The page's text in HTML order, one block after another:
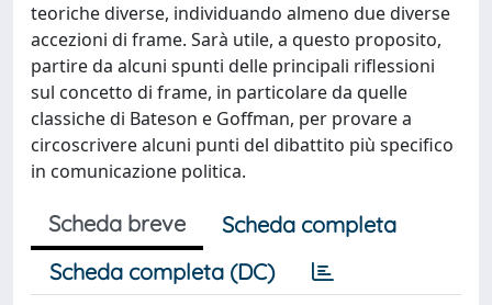
teoriche diverse, individuando almeno due diverse
accezioni di frame. Sarà utile, a questo proposito,
partire da alcuni spunti delle principali riflessioni
sul concetto di frame, in particolare da quelle
classiche di Bateson e Goffman, per provare a
circoscrivere alcuni punti del dibattito più specifico
in comunicazione politica.
Scheda breve
Scheda completa
Scheda completa (DC)